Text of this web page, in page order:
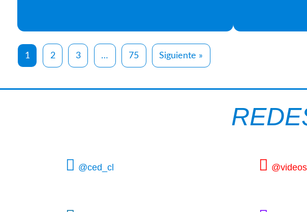
1 2 3 … 75 Siguiente »
@ced_cl